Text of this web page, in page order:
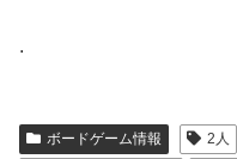
.
ボードゲーム情報 2人